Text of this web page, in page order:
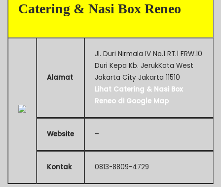
Catering & Nasi Box Reneo
Alamat
Jl. Duri Nirmala IV No.1 RT.1 FRW.10
Duri Kepa Kb. JerukKota West
Jakarta City Jakarta 11510
Lihat Catering & Nasi Box
Reneo di Google Map
Website –
Kontak 0813-8809-4729